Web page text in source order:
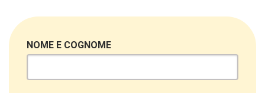
NOME E COGNOME